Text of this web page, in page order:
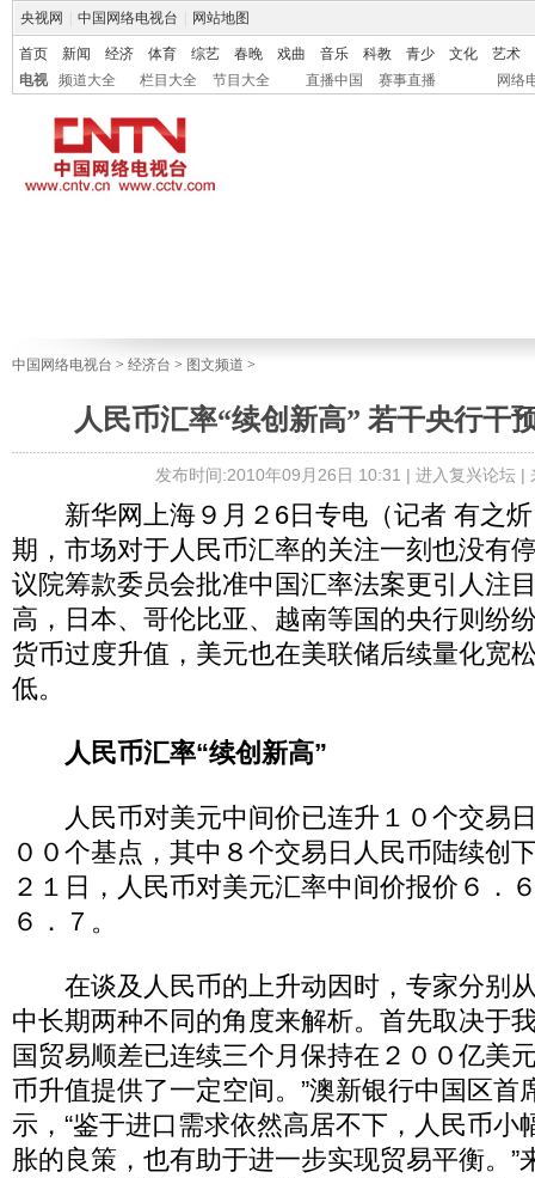
央视网 中国网络电视台 网站地图
首页 新闻 经济 体育 综艺 春晚 戏曲 音乐 科教 青少 文化
艺术
电视
频道大全 栏目大全 节目大全 直播中国 赛事直播 网络
中国网络电视台 > 经济台 > 图文频道 >
人民币汇率“续创新高” 若干央行干
发布时间:2010年09月26日 10:31 | 进入复兴论坛|
新华网上海９月２6日专电（记者 有之炘
期，市场对于人民币汇率的关注一刻也没有
议院筹款委员会批准中国汇率法案更引人注
高，日本、哥伦比亚、越南等国的央行则纷
货币过度升值，美元也在美联储后续量化宽
低。
人民币汇率“续创新高”
人民币对美元中间价已连升１０个交易
００个基点，其中８个交易日人民币陆续创
２１日，人民币对美元汇率中间价报价６．
６．７。
在谈及人民币的上升动因时，专家分别
中长期两种不同的角度来解析。首先取决于
国贸易顺差已连续三个月保持在２００亿美
币升值提供了一定空间。”澳新银行中国区首
示，“鉴于进口需求依然高居不下，人民币小
胀的良策，也有助于进一步实现贸易平衡。”